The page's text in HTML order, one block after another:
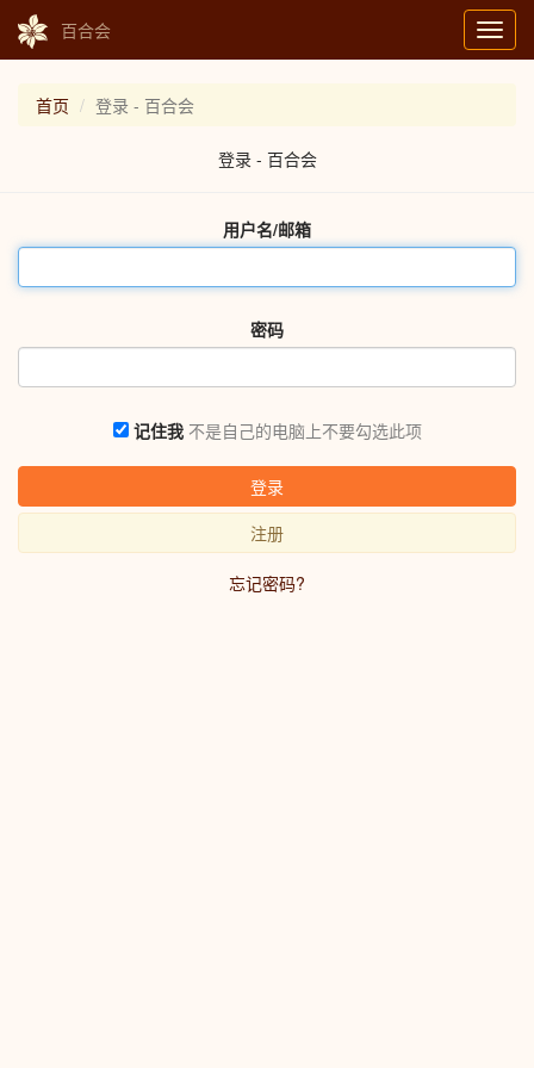
百合会
首页 登录 - 百合会
登录 - 百合会
用户名/邮箱
密码
记住我 不是自己的电脑上不要勾选此项
登录
注册
忘记密码?